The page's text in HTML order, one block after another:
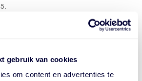
gebruik van cookies
om content en advertenties te
van Noord Holland (later omgedoopt
2015 (inrichting tweede divisies)